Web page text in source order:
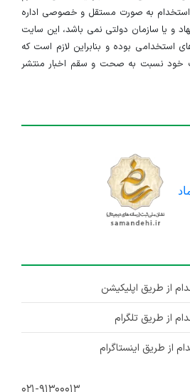
استخدام به صورت مستقل و خصوصی اداره
و یا سازمان دولتی نمی باشد، این سایت
استخدامی بوده و بنابراین لازم است که
خود نسبت به صحت و سقم اخبار منتشر
از طریق اپلیکیشن
از طریق تلگرام
از طریق اینستاگرام